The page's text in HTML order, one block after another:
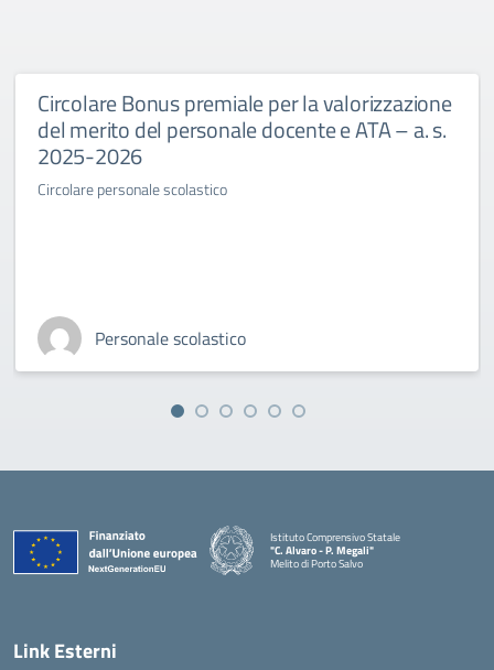
Circolare Bonus premiale per la valorizzazione
del merito del personale docente e ATA – a. s.
2025-2026
Circolare personale scolastico
Personale scolastico
Istituto Comprensivo Statale
"C. Alvaro - P. Megali"
Melito di Porto Salvo
Link Esterni